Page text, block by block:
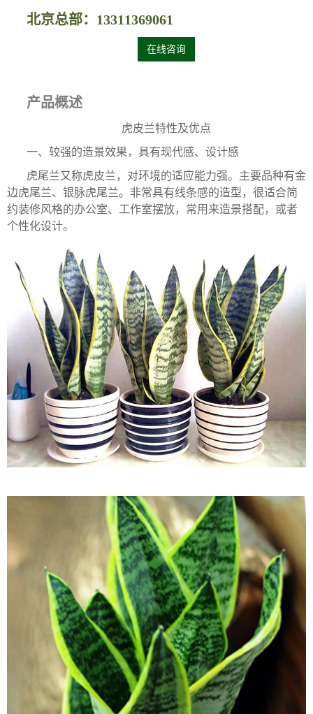
北京总部：13311369061
在线咨询
产品概述
虎皮兰特性及优点
一、较强的造景效果，具有现代感、设计感
虎尾兰又称虎皮兰，对环境的适应能力强。主要品种有金
边虎尾兰、银脉虎尾兰。非常具有线条感的造型，很适合简
约装修风格的办公室、工作室摆放，常用来造景搭配，或者
个性化设计。